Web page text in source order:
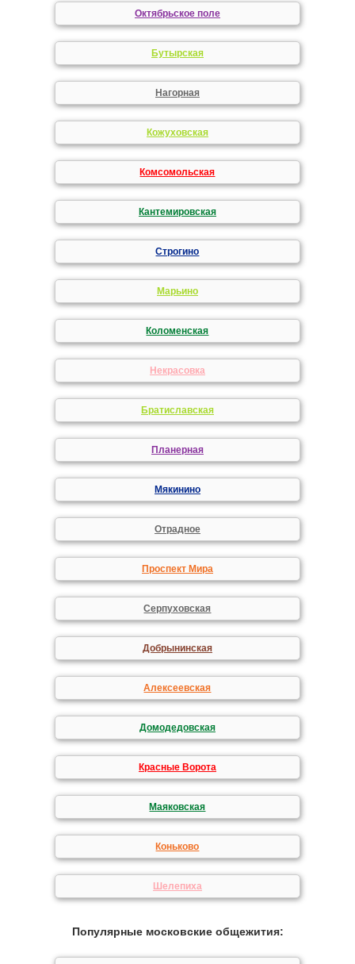
Октябрьское поле
Бутырская
Нагорная
Кожуховская
Комсомольская
Кантемировская
Строгино
Марьино
Коломенская
Некрасовка
Братиславская
Планерная
Мякинино
Отрадное
Проспект Мира
Серпуховская
Добрынинская
Алексеевская
Домодедовская
Красные Ворота
Маяковская
Коньково
Шелепиха
Популярные московские общежития: